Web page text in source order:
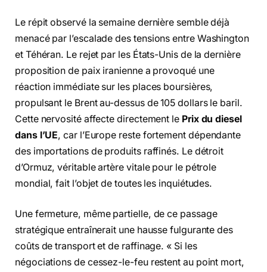
Le répit observé la semaine dernière semble déjà
menacé par l’escalade des tensions entre Washington
et Téhéran. Le rejet par les États-Unis de la dernière
proposition de paix iranienne a provoqué une
réaction immédiate sur les places boursières,
propulsant le Brent au-dessus de 105 dollars le baril.
Cette nervosité affecte directement le Prix du diesel
dans l’UE, car l’Europe reste fortement dépendante
des importations de produits raffinés. Le détroit
d’Ormuz, véritable artère vitale pour le pétrole
mondial, fait l’objet de toutes les inquiétudes.
Une fermeture, même partielle, de ce passage
stratégique entraînerait une hausse fulgurante des
coûts de transport et de raffinage. « Si les
négociations de cessez-le-feu restent au point mort,